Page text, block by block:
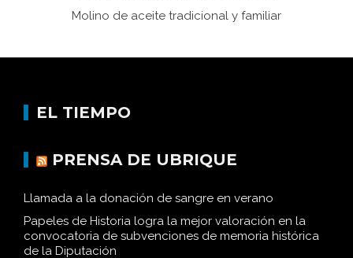
Molino de aceite tradicional y familiar
EL TIEMPO
PRENSA DE UBRIQUE
Llamada a la donación de sangre en verano
Papeles de Historia logra la mejor valoración en la
convocatoria de subvenciones de memoria histórica
de la Diputación